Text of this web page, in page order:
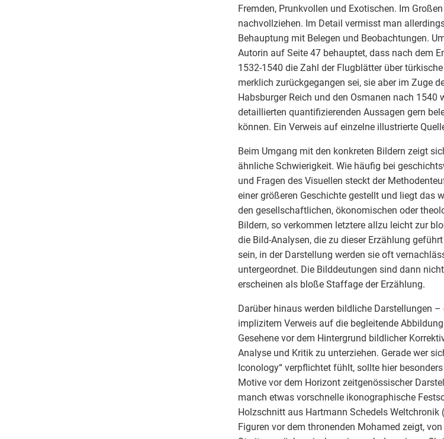
Fremden, Prunkvollen und Exotischen. Im
nachvollziehen. Im Detail vermisst man
Behauptung mit Belegen und Beobachtungen.
Autorin auf Seite 47 behauptet, dass nach dem
1532-1540 die Zahl der Flugblätter über
merklich zurückgegangen sei, sie aber im Zuge
Habsburger Reich und den Osmanen nach 1540
detaillierten quantifizierenden Aussagen gern
können. Ein Verweis auf einzelne illustrierte
Beim Umgang mit den konkreten Bildern zeigt
ähnliche Schwierigkeit. Wie häufig bei
und Fragen des Visuellen steckt der
einer größeren Geschichte gestellt und liegt das
den gesellschaftlichen, ökonomischen oder
Bildern, so verkommen letztere allzu leicht zur
die Bild-Analysen, die zu dieser Erzählung
sein, in der Darstellung werden sie oft
untergeordnet. Die Bilddeutungen sind dann
erscheinen als bloße Staffage der Erzählung.
Darüber hinaus werden bildliche Darstellungen
implizitem Verweis auf die begleitende
Gesehene vor dem Hintergrund bildlicher
Analyse und Kritik zu unterziehen. Gerade wer
Iconology“ verpflichtet fühlt, sollte hier
Motive vor dem Horizont zeitgenössischer
manch etwas vorschnelle ikonographische
Holzschnitt aus Hartmann Schedels Weltchronik
Figuren vor dem thronenden Mohamed zeigt,